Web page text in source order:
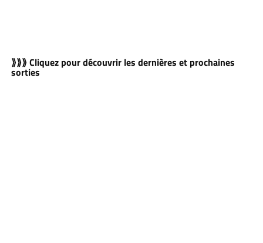
⟫⟫⟫ Cliquez pour découvrir les dernières et prochaines
sorties